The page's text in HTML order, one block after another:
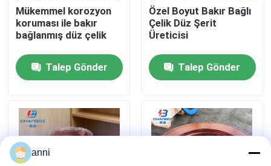
Kalite kontrol
Haberler
Tüm servis talepleri
Teklif isteği
Mükemmel korozyon
koruması ile bakır
bağlanmış düz çelik
Talep Gönder
Özel Boyut Bakır Bağlı
Çelik Düz Şerit
Üreticisi
Talep Gönder
anni